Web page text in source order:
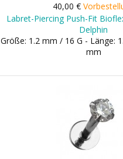
40,00 €
Labret-Piercing Push-Fit
Delphin
Größe: 1.2 mm / 16 G - Länge:
mm